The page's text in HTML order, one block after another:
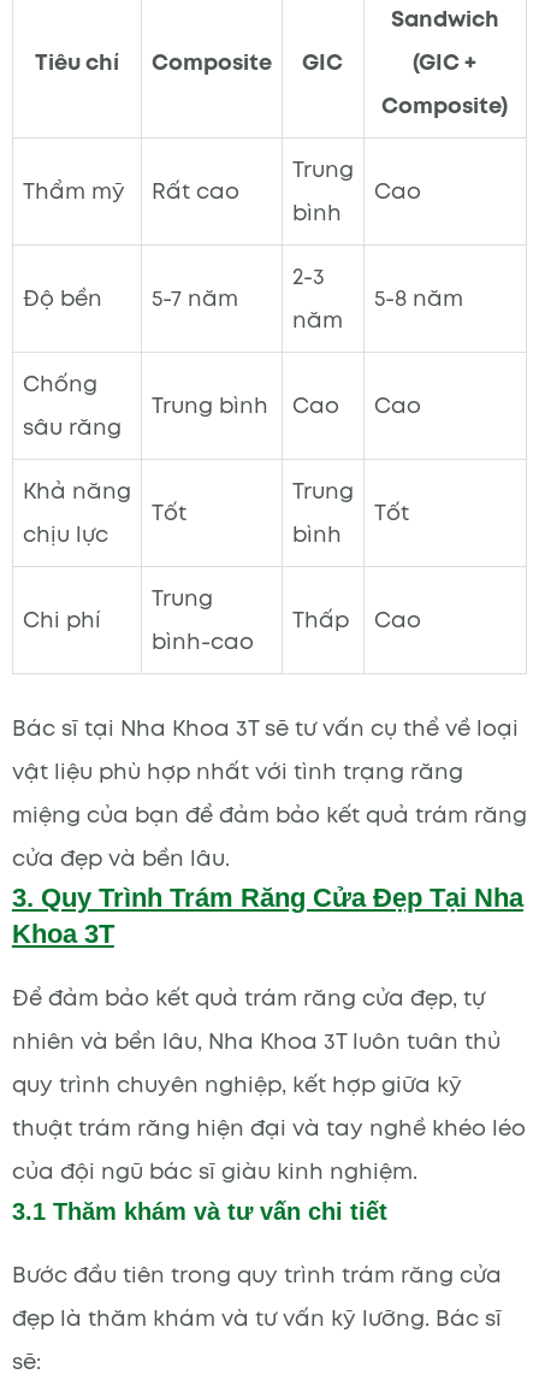
Tiêu chí Composite GIC
Sandwich
(GIC +
Composite)
Thẩm mỹ Rất cao
Trung
bình
Cao
Độ bền 5-7 năm
2-3
năm
5-8 năm
Chống
sâu răng
Trung bình Cao Cao
Khả năng
chịu lực
Tốt
Trung
bình
Tốt
Chi phí
Trung
bình-cao
Thấp Cao
Bác sĩ tại Nha Khoa 3T sẽ tư vấn cụ thể về loại
vật liệu phù hợp nhất với tình trạng răng
miệng của bạn để đảm bảo kết quả trám răng
cửa đẹp và bền lâu.
3. Quy Trình Trám Răng Cửa Đẹp Tại Nha
Khoa 3T
Để đảm bảo kết quả trám răng cửa đẹp, tự
nhiên và bền lâu, Nha Khoa 3T luôn tuân thủ
quy trình chuyên nghiệp, kết hợp giữa kỹ
thuật trám răng hiện đại và tay nghề khéo léo
của đội ngũ bác sĩ giàu kinh nghiệm.
3.1 Thăm khám và tư vấn chi tiết
Bước đầu tiên trong quy trình trám răng cửa
đẹp là thăm khám và tư vấn kỹ lưỡng. Bác sĩ
sẽ: